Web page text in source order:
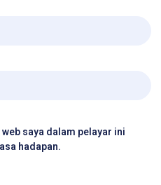
saya dalam pelayar ini
hadapan.